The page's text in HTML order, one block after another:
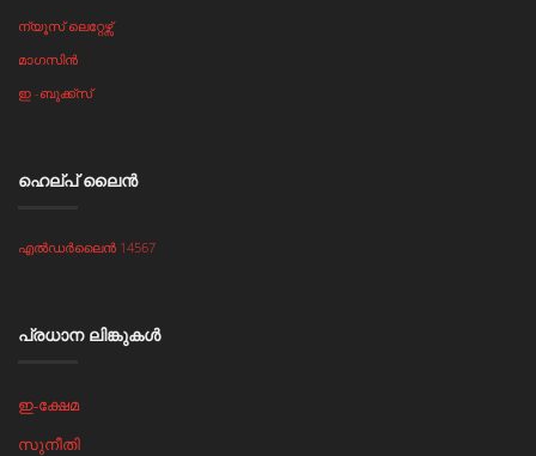
ന്യൂസ് ലെറ്റേഴ്സ്
മാഗസിൻ
ഇ -ബുക്ക്സ്
ഹെല്പ് ലൈൻ
എൽഡർലൈൻ 14567
പ്രധാന ലിങ്കുകള്‍
ഇ-ക്ഷേമ
സുനീതി